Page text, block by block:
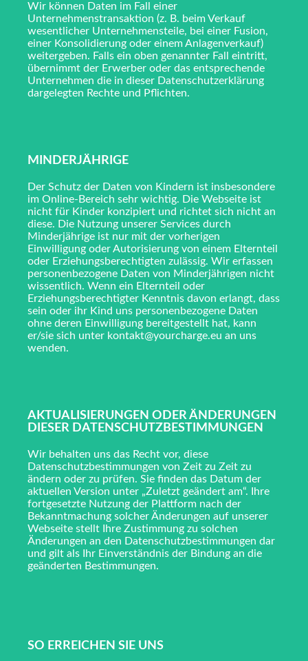
Wir können Daten im Fall einer
Unternehmenstransaktion (z. B. beim Verkauf
wesentlicher Unternehmensteile, bei einer Fusion,
einer Konsolidierung oder einem Anlagenverkauf)
weitergeben. Falls ein oben genannter Fall eintritt,
übernimmt der Erwerber oder das entsprechende
Unternehmen die in dieser Datenschutzerklärung
dargelegten Rechte und Pflichten.
MINDERJÄHRIGE
Der Schutz der Daten von Kindern ist insbesondere
im Online-Bereich sehr wichtig. Die Webseite ist
nicht für Kinder konzipiert und richtet sich nicht an
diese. Die Nutzung unserer Services durch
Minderjährige ist nur mit der vorherigen
Einwilligung oder Autorisierung von einem Elternteil
oder Erziehungsberechtigten zulässig. Wir erfassen
personenbezogene Daten von Minderjährigen nicht
wissentlich. Wenn ein Elternteil oder
Erziehungsberechtigter Kenntnis davon erlangt, dass
sein oder ihr Kind uns personenbezogene Daten
ohne deren Einwilligung bereitgestellt hat, kann
er/sie sich unter kontakt@yourcharge.eu an uns
wenden.
AKTUALISIERUNGEN ODER ÄNDERUNGEN
DIESER DATENSCHUTZBESTIMMUNGEN
Wir behalten uns das Recht vor, diese
Datenschutzbestimmungen von Zeit zu Zeit zu
ändern oder zu prüfen. Sie finden das Datum der
aktuellen Version unter „Zuletzt geändert am“. Ihre
fortgesetzte Nutzung der Plattform nach der
Bekanntmachung solcher Änderungen auf unserer
Webseite stellt Ihre Zustimmung zu solchen
Änderungen an den Datenschutzbestimmungen dar
und gilt als Ihr Einverständnis der Bindung an die
geänderten Bestimmungen.
SO ERREICHEN SIE UNS